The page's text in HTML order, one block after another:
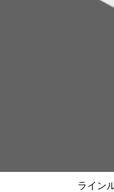
ライン